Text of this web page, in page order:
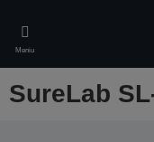
main
content
Meniu
SureLab